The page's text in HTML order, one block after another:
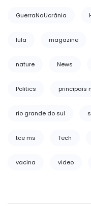
GuerraNaUcrânia
lula magazine
nature News
Politics principais
rio grande do sul
tce ms Tech
vacina video